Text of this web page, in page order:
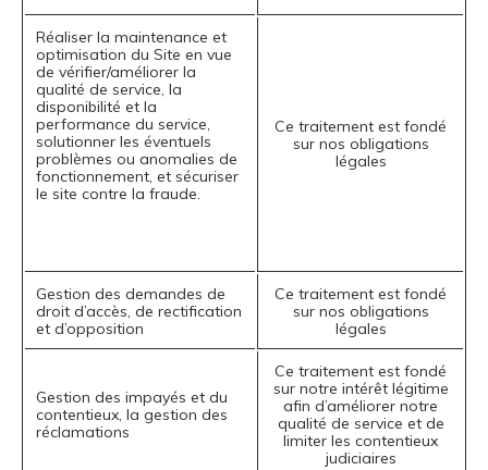
Réaliser la maintenance et
optimisation du Site en vue
de vérifier/améliorer la
qualité de service, la
disponibilité et la
performance du service,
solutionner les éventuels
problèmes ou anomalies de
fonctionnement, et sécuriser
le site contre la fraude.
Ce traitement est fondé
sur nos obligations
légales
Gestion des demandes de
droit d’accès, de rectification
et d’opposition
Ce traitement est fondé
sur nos obligations
légales
Gestion des impayés et du
contentieux, la gestion des
réclamations
Ce traitement est fondé
sur notre intérêt légitime
afin d’améliorer notre
qualité de service et de
limiter les contentieux
judiciaires